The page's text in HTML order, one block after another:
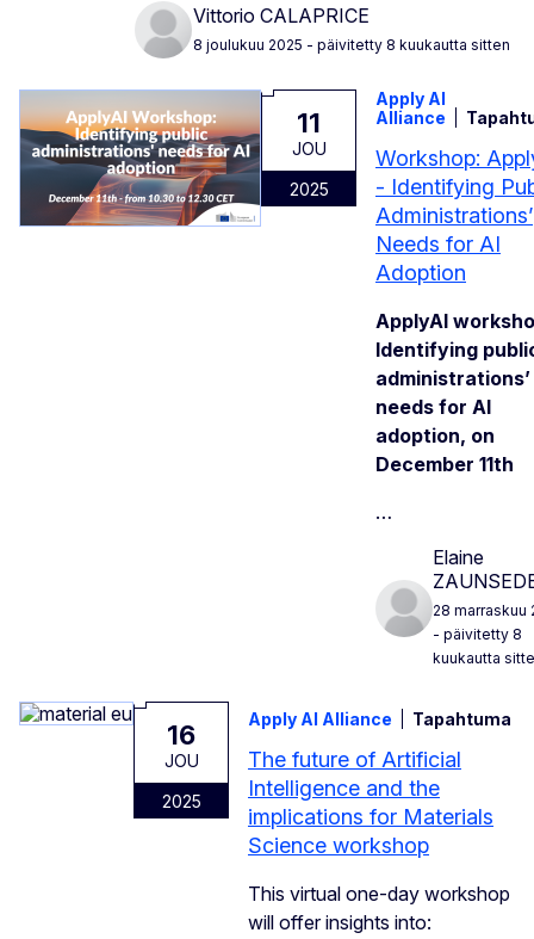
Vittorio CALAPRICE
8 joulukuu 2025 - päivitetty 8 kuukautta sitten
11
JOU
2025
Apply AI
Alliance
Workshop:
- Identifying
Administrations’
Needs for AI
Adoption
ApplyAI
Identifying
administrations’
needs for AI
adoption, on
December 11th
…
Elaine
28 marraskuu
- päivitetty 8
kuukautta
16
JOU
2025
Apply AI Alliance Tapahtuma
The future of Artificial
Intelligence and the
implications for Materials
Science workshop
This virtual one-day workshop
will offer insights into: